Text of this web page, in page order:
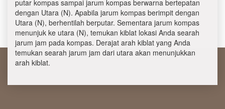
putar kompas sampai jarum kompas berwarna bertepatan
dengan Utara (N). Apabila jarum kompas berimpit dengan
Utara (N), berhentilah berputar. Sementara jarum kompas
menunjuk ke utara (N), temukan kiblat lokasi Anda searah
jarum jam pada kompas. Derajat arah kiblat yang Anda
temukan searah jarum jam dari utara akan menunjukkan
arah kiblat.